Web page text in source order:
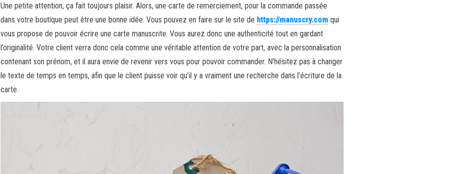
Une petite attention, ça fait toujours plaisir. Alors, une carte de remerciement, pour la commande passée
dans votre boutique peut être une bonne idée. Vous pouvez en faire sur le site de https://manuscry.com qui
vous propose de pouvoir écrire une carte manuscrite. Vous aurez donc une authenticité tout en gardant
l’originalité. Votre client verra donc cela comme une véritable attention de votre part, avec la personnalisation
contenant son prénom, et il aura envie de revenir vers vous pour pouvoir commander. N’hésitez pas à changer
le texte de temps en temps, afin que le client puisse voir qu’il y a vraiment une recherche dans l’écriture de la
carte.